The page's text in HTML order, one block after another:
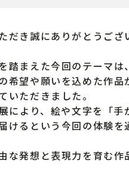
き誠にありがとうご
まえた今回のテーマ
希望や願いを込めた作
ただきました。
より、絵や文字を「
るという今回の体験
発想と表現力を育む作